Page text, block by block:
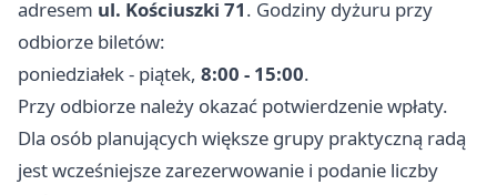
adresem ul. Kościuszki 71. Godziny dyżuru przy
odbiorze biletów:
poniedziałek - piątek, 8:00 - 15:00.
Przy odbiorze należy okazać potwierdzenie wpłaty.
Dla osób planujących większe grupy praktyczną radą
jest wcześniejsze zarezerwowanie i podanie liczby